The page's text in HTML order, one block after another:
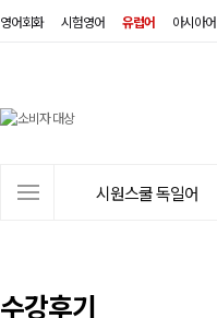
영어회화 시험영어 유럽어 아시아어
뉴
시원스쿨 독일어
수강후기